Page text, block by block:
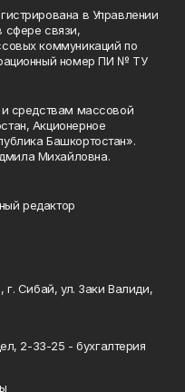
в Управлении
сфере связи,
коммуникаций по
номер ПИ № ТУ
средствам массовой
Акционерное
Башкортостан».
Михайловна.
редактор
г. Сибай, ул. Заки Валиди,
2-33-25 - бухгалтерия